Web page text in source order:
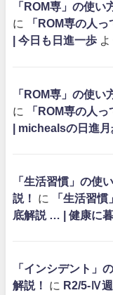
「ROM専」の使い
に
「ROM専の人
| 今日も日進一歩 よ
「ROM専」の使い
に
「ROM専の人
| michealsの日進月
「生活習慣」の使
説！
に
「生活習
底解説 … | 健康に
「インシデント」
解説！
に R2/5-Ⅳ